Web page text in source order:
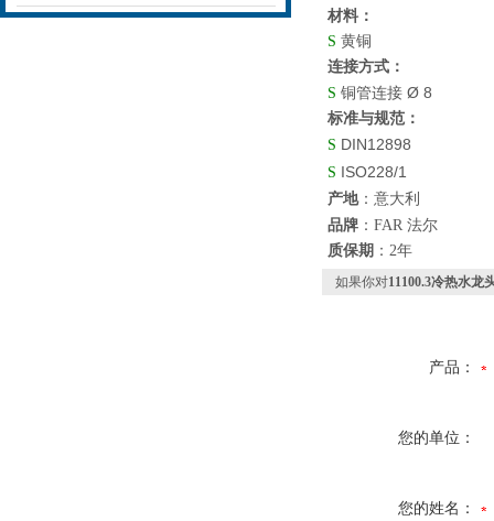
材料：
S 黄铜
连接方式：
S 铜管连接 Ø 8
标准与规范：
S DIN12898
S ISO228/1
产地：意大利
品牌 ：FAR 法尔
质保期 ：2年
如果你对11100.3冷热水龙
产品：
您的单位：
您的姓名：